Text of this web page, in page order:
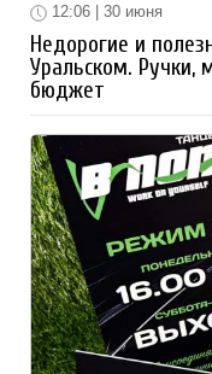
12:06 | 30 июня
Недорогие и
Уральском. Ручки,
бюджет